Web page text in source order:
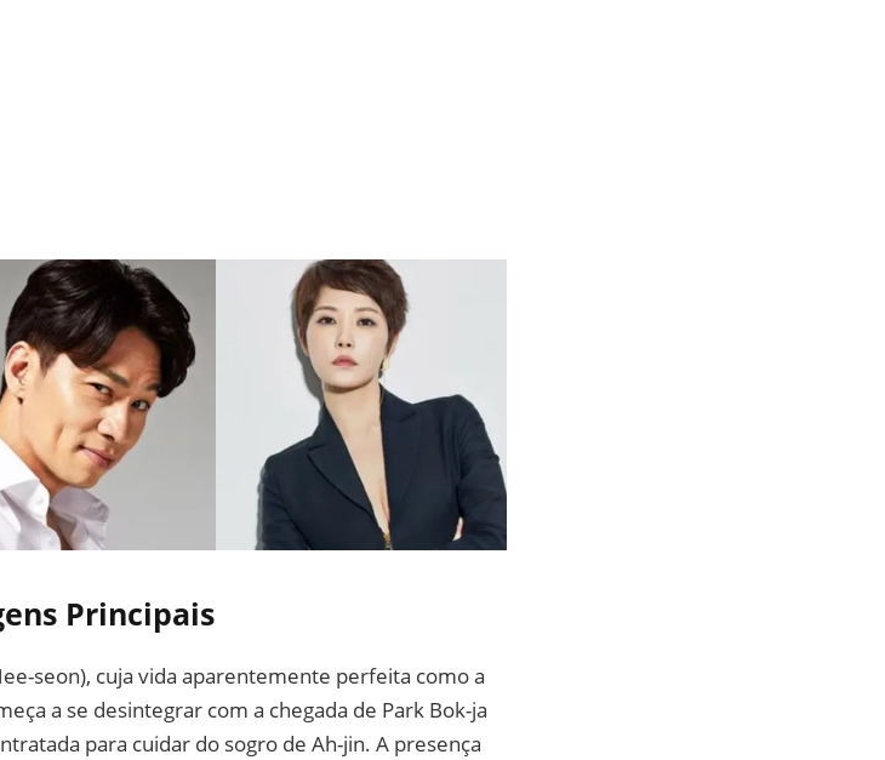
Principais
seon), cuja vida aparentemente perfeita como a
a se desintegrar com a chegada de Park Bok-ja
para cuidar do sogro de Ah-jin. A presença